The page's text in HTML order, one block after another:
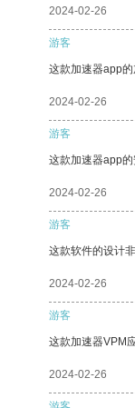
2024-02-26
游客
这款加速器app的
2024-02-26
游客
这款加速器app
2024-02-26
游客
这款软件的设计
2024-02-26
游客
这款加速器VPM
2024-02-26